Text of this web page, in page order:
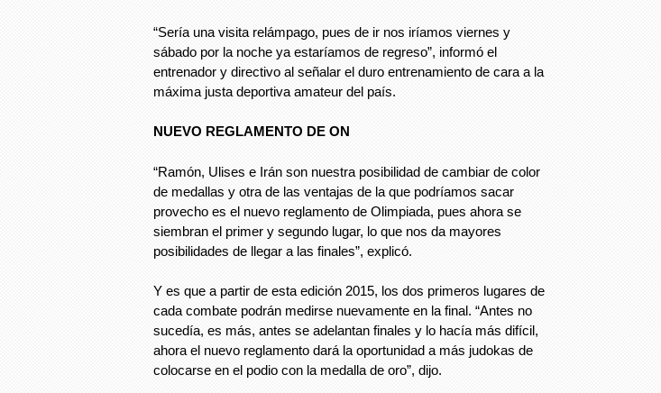
“Sería una visita relámpago, pues de ir nos iríamos viernes y
sábado por la noche ya estaríamos de regreso”, informó el
entrenador y directivo al señalar el duro entrenamiento de cara a la
máxima justa deportiva amateur del país.
NUEVO REGLAMENTO DE ON
“Ramón, Ulises e Irán son nuestra posibilidad de cambiar de color
de medallas y otra de las ventajas de la que podríamos sacar
provecho es el nuevo reglamento de Olimpiada, pues ahora se
siembran el primer y segundo lugar, lo que nos da mayores
posibilidades de llegar a las finales”, explicó.
Y es que a partir de esta edición 2015, los dos primeros lugares de
cada combate podrán medirse nuevamente en la final. “Antes no
sucedía, es más, antes se adelantan finales y lo hacía más difícil,
ahora el nuevo reglamento dará la oportunidad a más judokas de
colocarse en el podio con la medalla de oro”, dijo.